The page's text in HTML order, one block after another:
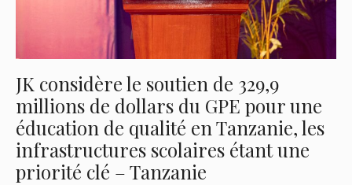
JK considère le soutien de 329,9
millions de dollars du GPE pour une
éducation de qualité en Tanzanie, les
infrastructures scolaires étant une
priorité clé – Tanzanie